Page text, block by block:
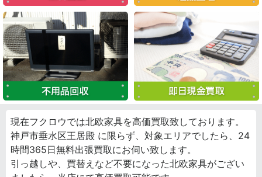
現在フクロウでは北欧家具を高価買取致しております。
神戸市垂水区王居殿 に限らず、対象エリアでしたら、24
時間365日無料出張買取にお伺い致します。
引っ越しや、買替えなど不要になった北欧家具がござい